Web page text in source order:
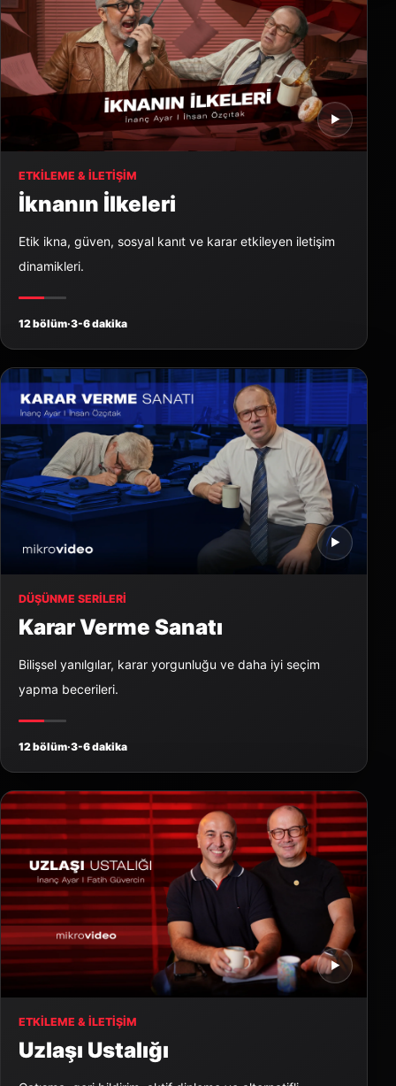
▶
ETKILEME & İLETIŞIM
İknanın İlkeleri
Etik ikna, güven, sosyal kanıt ve karar etkileyen iletişim
dinamikleri.
12 bölüm·3-6 dakika
▶
DÜŞÜNME SERILERI
Karar Verme Sanatı
Bilişsel yanılgılar, karar yorgunluğu ve daha iyi seçim
yapma becerileri.
12 bölüm·3-6 dakika
▶
ETKILEME & İLETIŞIM
Uzlaşı Ustalığı